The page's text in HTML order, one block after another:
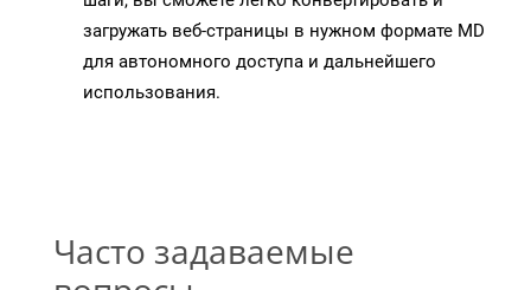
загружать веб-страницы в нужном формате MD
для автономного доступа и дальнейшего
использования.
Часто задаваемые